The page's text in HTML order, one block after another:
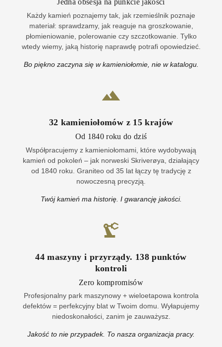
Jedna obsesja na punkcie jakości
Każdy kamień poznajemy tak, jak rzemieślnik poznaje
materiał: sprawdzamy, jak reaguje na groszkowanie,
płomieniowanie, polerowanie czy szczotkowanie. Tylko
wtedy wiemy, jaką historię naprawdę potrafi opowiedzieć.
Bo piękno zaczyna się w kamieniołomie, nie w katalogu.
32 kamieniołomów z 15krajów
Od 1840 roku do dziś
Współpracujemy z kamieniołomami, które wydobywają
kamień od pokoleń – jak norweski Skriverøya, działający
od 1840 roku. Graniteo od 35 lat łączy tę tradycję z
nowoczesną precyzją.
Twój kamień ma historię. I gwarancję jakości.
44 maszyny i przyrządy. 138punktów
kontroli
Zero kompromisów
Profesjonalny park maszynowy + wieloetapowa kontrola
defektów = perfekcyjny blat w Twoim domu. Wyłapujemy
niedoskonałości, zanim je zauważysz.
Jakość to nie przypadek. To nasza organizacja pracy.